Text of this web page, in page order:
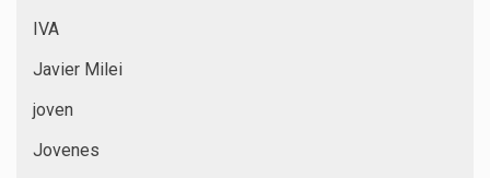
IVA
Javier Milei
joven
Jovenes